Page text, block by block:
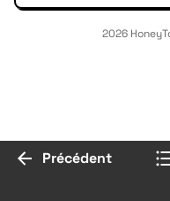
2026
Précédent